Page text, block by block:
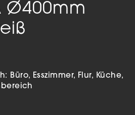
Ø400mm
Büro Esszimmer Flur
Küche